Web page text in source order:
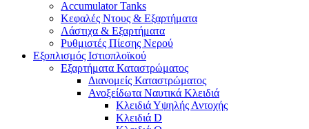
Accumulator Tanks
Κεφαλές Ντους & Εξαρτήματα
Λάστιχα & Εξαρτήματα
Ρυθμιστές Πίεσης Νερού
Εξοπλισμός Ιστιοπλοϊκού
Εξαρτήματα Καταστρώματος
Διανομείς Καταστρώματος
Ανοξείδωτα Ναυτικά Κλειδιά
Κλειδιά Υψηλής Αντοχής
Κλειδιά D